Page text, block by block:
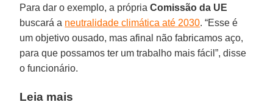
Para dar o exemplo, a própriaComissão da UE
buscará a neutralidade climática até 2030. “Esse é
um objetivo ousado, mas afinal não fabricamos aço,
para que possamos ter um trabalho mais fácil”, disse
o funcionário.
Leia mais